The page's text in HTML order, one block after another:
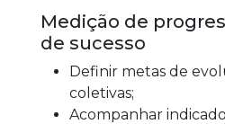
Medição de
de sucesso
Definir metas de
coletivas;
Acompanhar